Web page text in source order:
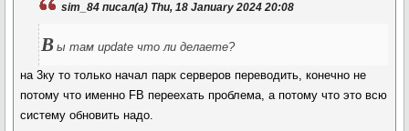
sim_84 писал(а) Thu, 18 January 2024 20:08
В ы там update что ли делаете?
на 3ку то только начал парк серверов переводить, конечно не
потому что именно FB переехать проблема, а потому что это всю
систему обновить надо.